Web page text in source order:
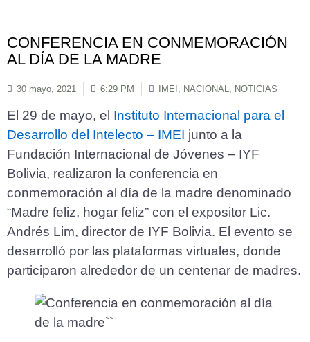
CONFERENCIA EN CONMEMORACIÓN
AL DÍA DE LA MADRE
30 mayo, 2021 6:29 PM IMEI , NACIONAL, NOTICIAS
El 29 de mayo, el Instituto Internacional para el
Desarrollo del Intelecto – IMEI junto a la
Fundación Internacional de Jóvenes – IYF
Bolivia, realizaron la conferencia en
conmemoración al día de la madre denominado
“Madre feliz, hogar feliz” con el expositor Lic.
Andrés Lim, director de IYF Bolivia. El evento se
desarrolló por las plataformas virtuales, donde
participaron alrededor de un centenar de madres.